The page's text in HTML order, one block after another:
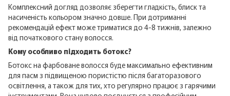
Комплексний догляд дозволяє зберегти гладкість, блиск та
насиченість кольором значно довше. При дотриманні
рекомендацій ефект може триматися до 4-8 тижнів, залежно
від початкового стану волосся.
Кому особливо підходить ботокс?
Ботокс на фарбоване волосся буде максимально ефективним
для пасм з підвищеною пористістю після багаторазового
освітлення, а також для тих, хто регулярно працює з гарячими